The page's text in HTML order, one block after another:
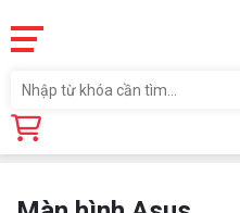
Trang chủ